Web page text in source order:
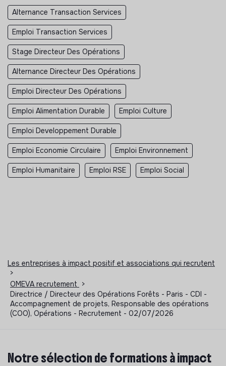
Alternance Transaction Services
Emploi Transaction Services
Stage Directeur Des Opérations
Alternance Directeur Des Opérations
Emploi Directeur Des Opérations
Emploi Alimentation Durable Emploi Culture
Emploi Developpement Durable
Emploi Economie Circulaire Emploi Environnement
Emploi Humanitaire Emploi RSE Emploi Social
Les entreprises à impact positif et associations qui recrutent
>
OMEVA recrutement
>
Directrice / Directeur des Opérations Forêts - Paris - CDI -
Accompagnement de projets, Responsable des opérations
(COO), Opérations - Recrutement - 02/07/2026
Notre sélection de formations à impact